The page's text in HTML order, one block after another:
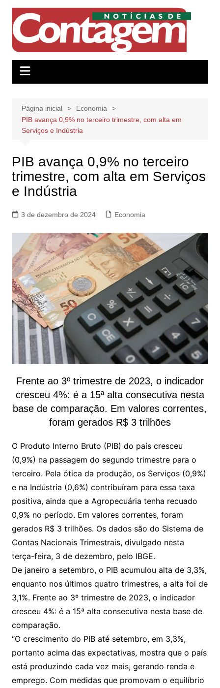
conteúdo
Página inicial
Economia
PIB avança 0,9% no terceiro trimestre, com alta em
Serviços e Indústria
PIB avança 0,9% no terceiro
trimestre, com alta em Serviços
e Indústria
3 de dezembro de 2024 Economia
Frente ao 3º trimestre de 2023, o indicador
cresceu 4%: é a 15ª alta consecutiva nesta
base de comparação. Em valores correntes,
foram gerados R$ 3 trilhões
O Produto Interno Bruto (PIB) do país cresceu
(0,9%) na passagem do segundo trimestre para o
terceiro. Pela ótica da produção, os Serviços (0,9%)
e na Indústria (0,6%) contribuíram para essa taxa
positiva, ainda que a Agropecuária tenha recuado
0,9% no período. Em valores correntes, foram
gerados R$ 3 trilhões. Os dados são do Sistema de
Contas Nacionais Trimestrais, divulgado nesta
terça-feira, 3 de dezembro, pelo IBGE.
De janeiro a setembro, o PIB acumulou alta de 3,3%,
enquanto nos últimos quatro trimestres, a alta foi de
3,1%. Frente ao 3º trimestre de 2023, o indicador
cresceu 4%: é a 15ª alta consecutiva nesta base de
comparação.
“O crescimento do PIB até setembro, em 3,3%,
portanto acima das expectativas, mostra que o país
está produzindo cada vez mais, gerando renda e
emprego. Com medidas que promovam o equilíbrio